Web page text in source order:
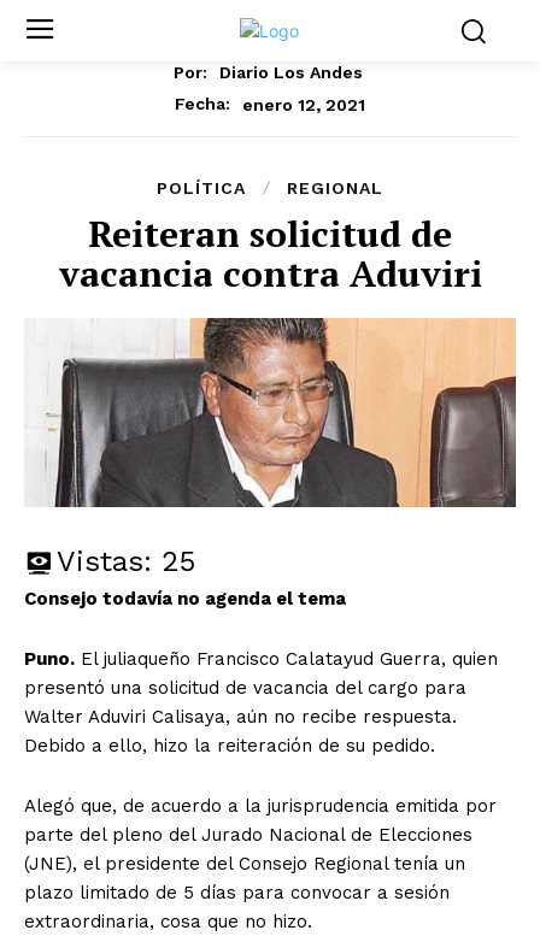
Por:
Diario Los Andes
Fecha:
enero 12, 2021
POLÍTICA REGIONAL
Reiteran solicitud de
vacancia contra Aduviri
Vistas: 25
Consejo todavía no agenda el tema
Puno. El juliaqueño Francisco Calatayud Guerra, quien
presentó una solicitud de vacancia del cargo para
Walter Aduviri Calisaya, aún no recibe respuesta.
Debido a ello, hizo la reiteración de su pedido.
Alegó que, de acuerdo a la jurisprudencia emitida por
parte del pleno del Jurado Nacional de Elecciones
(JNE), el presidente del Consejo Regional tenía un
plazo limitado de 5 días para convocar a sesión
extraordinaria, cosa que no hizo.